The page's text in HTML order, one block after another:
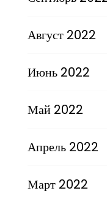
Август 2022
Июнь 2022
Май 2022
Апрель 2022
Март 2022